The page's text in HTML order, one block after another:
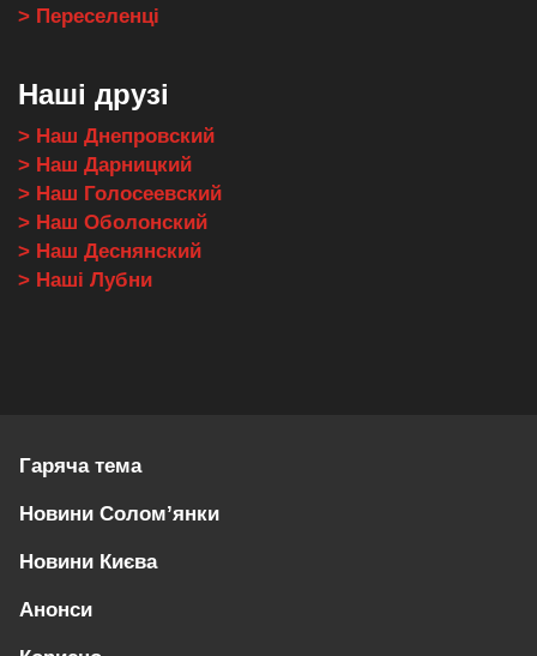
> Переселенці
Наші друзі
> Наш Днепровский
> Наш Дарницкий
> Наш Голосеевский
> Наш Оболонский
> Наш Деснянский
> Наші Лубни
Гаряча тема
Новини Солом’янки
Новини Києва
Анонси